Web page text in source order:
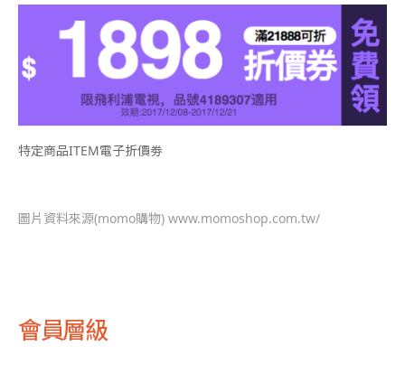
特定商品ITEM電子折價劵
圖片資料來源(momo購物) www.momoshop.com.tw/
會員層級